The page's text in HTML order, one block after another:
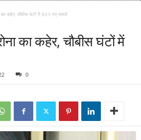
का कहेर, चौबीस घंटों में 803 नए मामले
का कहेर, चौबीस घंटों में
0